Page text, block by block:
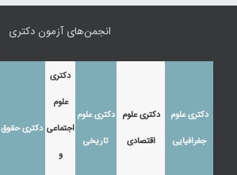
انجمن‌های آزمون دکتری
دکتری علوم
جغرافیایی
دکتری علوم
اقتصادی
دکتری علوم
تاریخی
دکتری
علوم
اجتماعی
و
دکتری حقوق